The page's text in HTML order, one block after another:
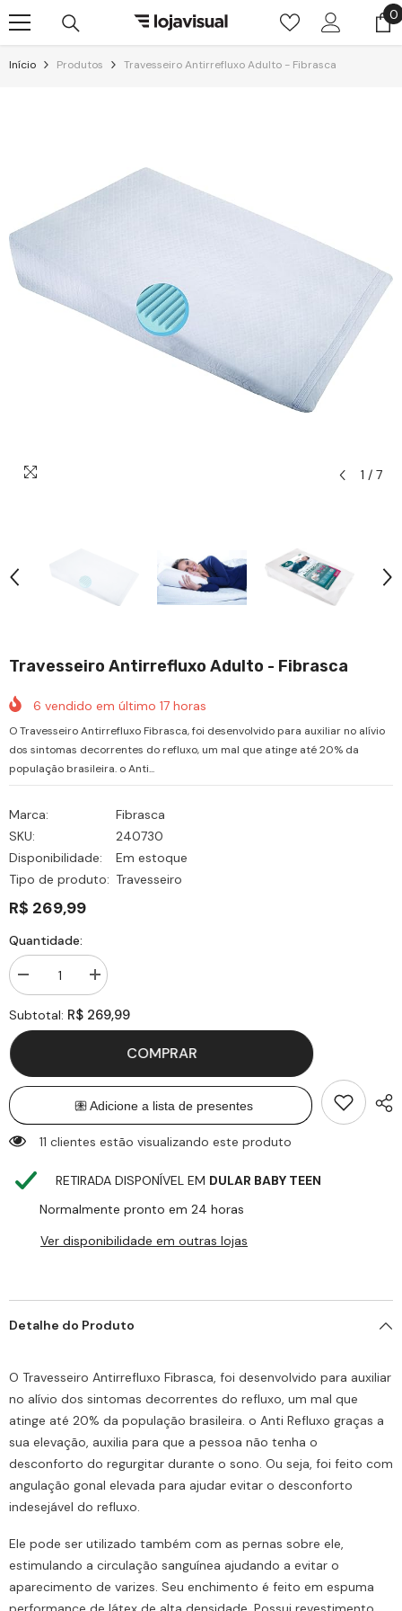
00
Início Produtos Travesseiro Antirrefluxo Adulto - Fibrasca
1 / 7
Travesseiro Antirrefluxo Adulto - Fibrasca
6 vendido em último 17 horas
O Travesseiro Antirrefluxo Fibrasca, foi desenvolvido para auxiliar no alívio
dos sintomas decorrentes do refluxo, um mal que atinge até 20% da
população brasileira. o Anti...
Marca:
Fibrasca
SKU:
240730
Disponibilidade:
Em estoque
Tipo de produto: Travesseiro
R$ 269,99
Quantidade:
Diminuir
quantidade
para
Travesseiro
Antirrefluxo
Fibrasca
Aumentar
quantidade
para
Travesseiro
Antirrefluxo
Fibrasca
Subtotal: R$ 269,99
COMPRAR
11 clientes estão visualizando este produto
RETIRADA DISPONÍVEL EM DULAR BABY TEEN
Normalmente pronto em 24 horas
Ver disponibilidade em outras lojas
Detalhe do Produto
O Travesseiro Antirrefluxo Fibrasca, foi desenvolvido para auxiliar
no alívio dos sintomas decorrentes do refluxo, um mal que
atinge até 20% da população brasileira. o Anti Refluxo graças a
sua elevação, auxilia para que a pessoa não tenha o
desconforto do regurgitar durante o sono. Ou seja, foi feito com
angulação gonal elevada para ajudar evitar o desconforto
indesejável do refluxo.
Ele pode ser utilizado também com as pernas sobre ele,
estimulando a circulação sanguínea ajudando a evitar o
aparecimento de varizes. Seu enchimento é feito em espuma